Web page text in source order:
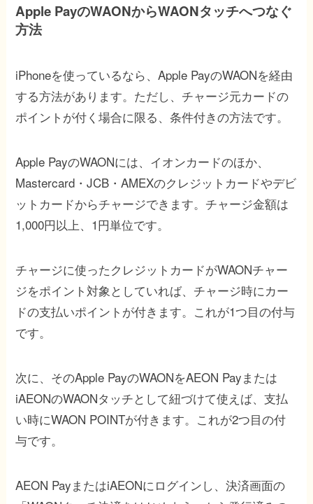
Apple PayのWAONからWAONタッチへつなぐ
方法
iPhoneを使っているなら、Apple PayのWAONを経由
する方法があります。ただし、チャージ元カードの
ポイントが付く場合に限る、条件付きの方法です。
Apple PayのWAONには、イオンカードのほか、
Mastercard・JCB・AMEXのクレジットカードやデビ
ットカードからチャージできます。チャージ金額は
1,000円以上、1円単位です。
チャージに使ったクレジットカードがWAONチャー
ジをポイント対象としていれば、チャージ時にカー
ドの支払いポイントが付きます。これが1つ目の付与
です。
次に、そのApple PayのWAONをAEON Payまたは
iAEONのWAONタッチとして紐づけて使えば、支払
い時にWAON POINTが付きます。これが2つ目の付
与です。
AEON PayまたはiAEONにログインし、決済画面の